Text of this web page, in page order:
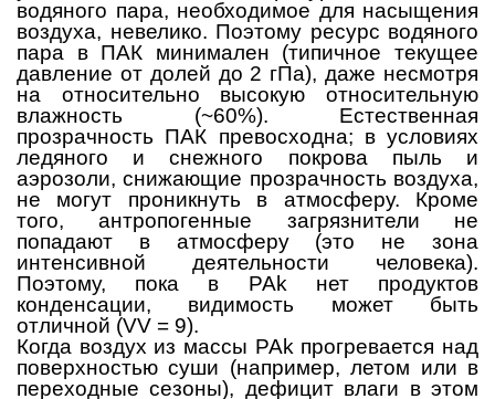
водяного пара, необходимое для насыщения
воздуха, невелико. Поэтому ресурс водяного
пара в ПАК минимален (типичное текущее
давление от долей до 2 гПа), даже несмотря
на относительно высокую относительную
влажность (~60%). Естественная
прозрачность ПАК превосходна; в условиях
ледяного и снежного покрова пыль и
аэрозоли, снижающие прозрачность воздуха,
не могут проникнуть в атмосферу. Кроме
того, антропогенные загрязнители не
попадают в атмосферу (это не зона
интенсивной деятельности человека).
Поэтому, пока в PAk нет продуктов
конденсации, видимость может быть
отличной (VV = 9).
Когда воздух из массы PAk прогревается над
поверхностью суши (например, летом или в
переходные сезоны), дефицит влаги в этом